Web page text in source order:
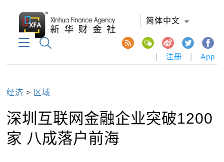
简体中文
注册 App
经济 > 区域
深圳互联网金融企业突破1200
家 八成落户前海